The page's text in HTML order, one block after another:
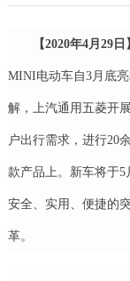
【2020年4月29日
MINI电动车自3月底
解，上汽通用五菱开
户出行需求，进行20
款产品上。新车将于5
安全、实用、便捷的
革。